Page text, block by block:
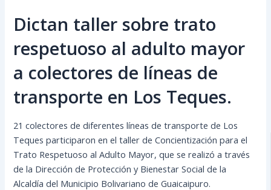
Dictan taller sobre trato
respetuoso al adulto mayor
a colectores de líneas de
transporte en Los Teques.
21 colectores de diferentes líneas de transporte de Los
Teques participaron en el taller de Concientización para el
Trato Respetuoso al Adulto Mayor, que se realizó a través
de la Dirección de Protección y Bienestar Social de la
Alcaldía del Municipio Bolivariano de Guaicaipuro.